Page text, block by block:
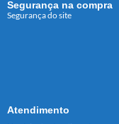
Segurança na compra
Segurança do site
Atendimento